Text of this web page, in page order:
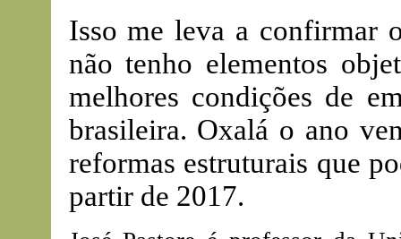
Isso me leva a confirmar
não tenho elementos
melhores condições de
brasileira. Oxalá o ano
reformas estruturais que
partir de 2017.